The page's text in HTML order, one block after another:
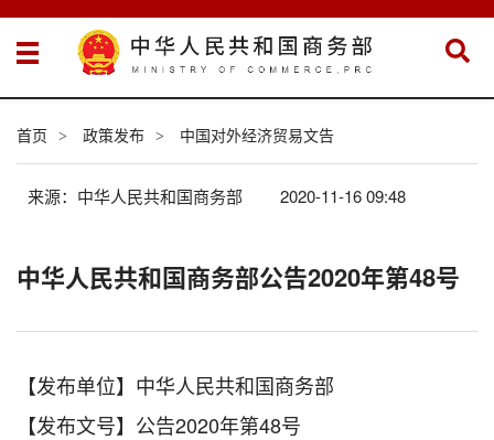
首页 > 政策发布 > 中国对外经济贸易文告
来源：中华人民共和国商务部 2020-11-16 09:48
中华人民共和国商务部公告2020年第48号
【发布单位】中华人民共和国商务部
【发布文号】公告2020年第48号